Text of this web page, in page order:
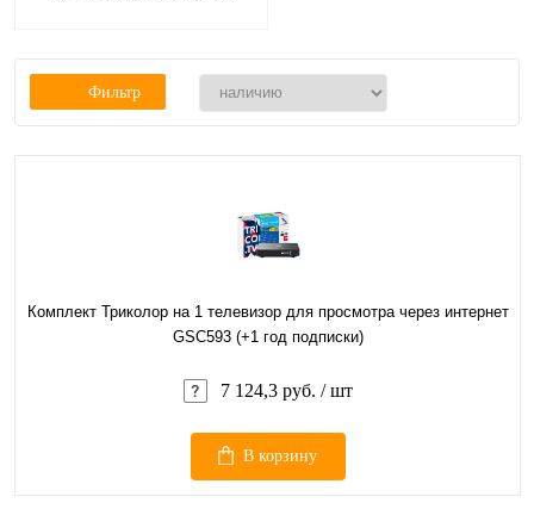
Фильтр
Комплект Триколор на 1 телевизор для просмотра через интернет
GSC593 (+1 год подписки)
7 124,3 руб. / шт
В корзину